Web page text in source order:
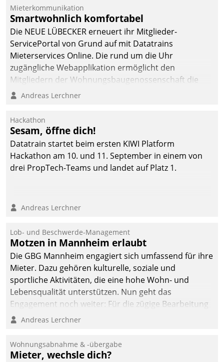
Mieterkommunikation
Smartwohnlich komfortabel
Die NEUE LÜBECKER erneuert ihr Mitglieder-
ServicePortal von Grund auf mit Datatrains
Mieterservices Online. Die rund um die Uhr
zugängliche Webapplikation ermöglicht den
Mitgliedern der Wohnungs­bau­genossenschaft die
Kontaktaufnahme per Smartphone, Tablet oder PC.
Andreas Lerchner
Hackathon
Sesam, öffne dich!
Datatrain startet beim ersten KIWI Platform
Hackathon am 10. und 11. September in einem von
drei PropTech-Teams und landet auf Platz 1.
Andreas Lerchner
Lob- und Beschwerde-Management
Motzen in Mannheim erlaubt
Die GBG Mannheim engagiert sich umfassend für ihre
Mieter. Dazu gehören kulturelle, soziale und
sportliche Aktivitäten, die eine hohe Wohn- und
Lebensqualität unterstützen. Nun geht das
Engagement noch weiter: Für die zügige Bearbeitung
von Beschwerden – oder Lob – richtet das
und Beschwerde-Management einen eigenen Kanal
ein.
Andreas Lerchner
Wohnungsabnahme & -übergabe
Mieter, wechsle dich?